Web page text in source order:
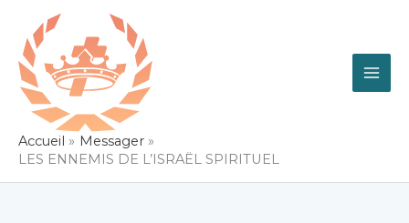
contenu
Accueil
Messager
LES ENNEMIS DE L’ISRAËL SPIRITUEL